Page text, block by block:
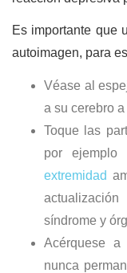
Es importante que
autoimagen, para
Véase al
a su cerebro
Toque las
por
extremidad
síndrome y
Acérquese
nunca